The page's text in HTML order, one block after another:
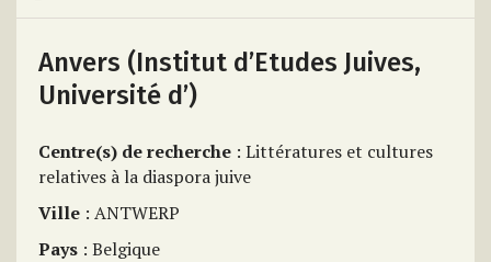
Anvers (Institut d’Etudes Juives,
Université d’)
Centre(s) de recherche : Littératures et cultures
relatives à la diaspora juive
Ville : ANTWERP
Pays : Belgique